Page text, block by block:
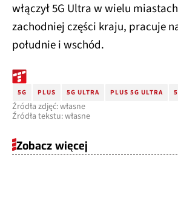
włączył 5G Ultra w wielu
zachodniej części kraju, pracuje
południe i wschód.
5G PLUS 5G ULTRA PLUS 5G ULTRA
Źródła zdjęć: własne
Źródła tekstu: własne
Zobacz więcej